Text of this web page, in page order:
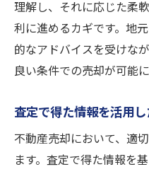
理解し、それに応じた柔
利に進めるカギです。地
的なアドバイスを受けな
良い条件での売却が可能に
査定で得た情報を活用
不動産売却において、適
ます。査定で得た情報を